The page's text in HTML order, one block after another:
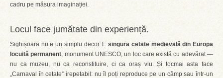
cadru pe măsura imaginației.
Locul face jumătate din experiență.
Sighișoara nu e un simplu decor. Esingura cetate medievală din Europa
locuită permanent, monument UNESCO, un loc care există cu adevărat —
nu ca muzeu, nu ca reconstituire, ci ca oraș viu. Și tocmai asta face
„Carnaval în cetate” irepetabil: nu îl poți reproduce pe un câmp sau într-un